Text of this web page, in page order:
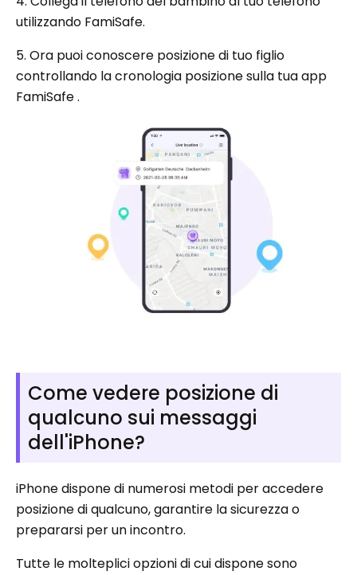
utilizzando FamiSafe.
5. Ora puoi conoscere posizione di tuo figlio
controllando la cronologia posizione sulla tua app
FamiSafe .
Come vedere posizione di
qualcuno sui messaggi
dell'iPhone?
iPhone dispone di numerosi metodi per accedere
posizione di qualcuno, garantire la sicurezza o
prepararsi per un incontro.
Tutte le molteplici opzioni di cui dispone sono